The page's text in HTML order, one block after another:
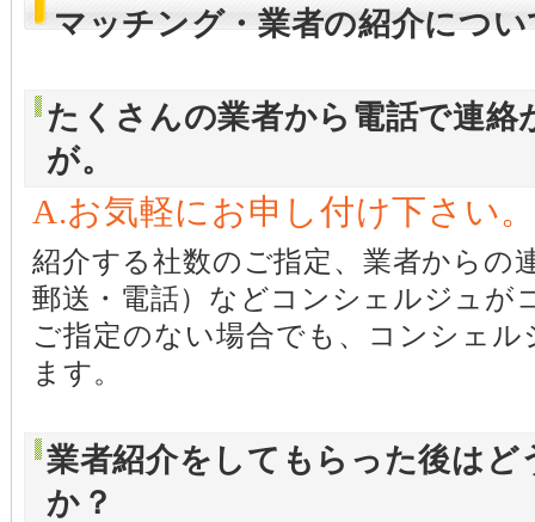
マッチング・業者の紹介につい
たくさんの業者から電話で連
が。
A.お気軽にお申し付け下さい
紹介する社数のご指定、業者からの
郵送・電話）などコンシェルジュが
ご指定のない場合でも、コンシェ
ます。
業者紹介をしてもらった後は
か？